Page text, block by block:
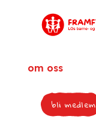
om oss
bli medlem